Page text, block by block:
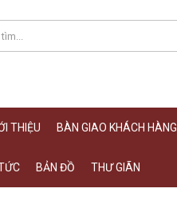
THIỆU BÀN GIAO KHÁCH HÀNG
BẢN ĐỒ THƯ GIÃN